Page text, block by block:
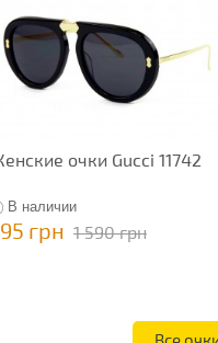
очки Gucci 11742
В наличии
грн 1 590 грн